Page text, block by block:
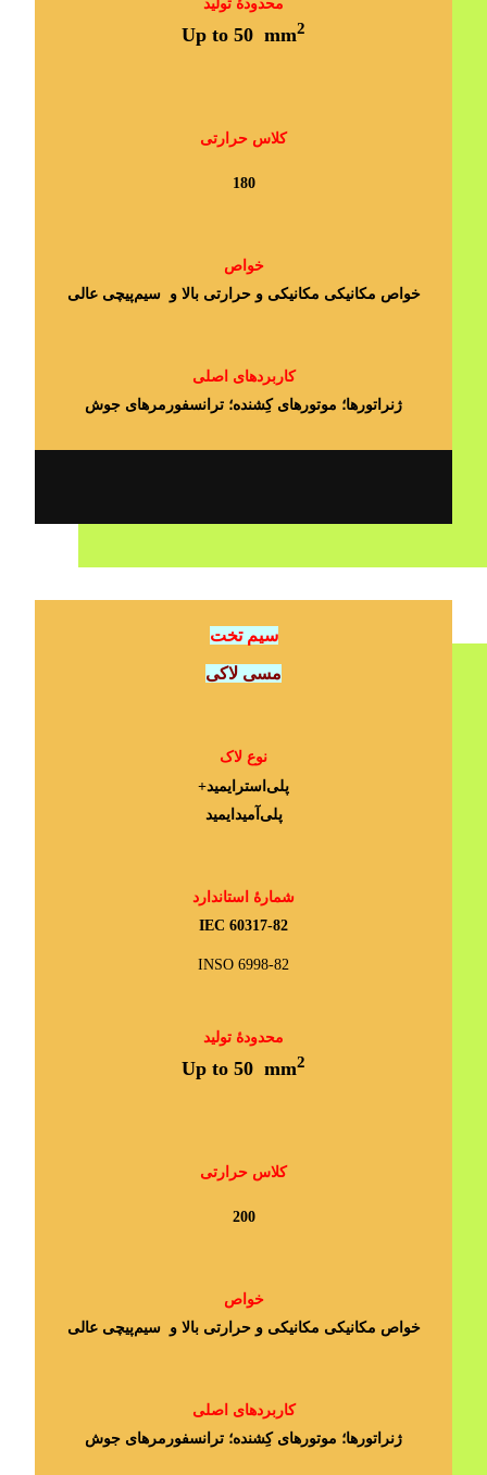
محدودۀ تولید
Up to 50 mm2
کلاس حرارتی
180
خواص
خواص مکانیکی مکانیکی و حرارتی بالا و سیم‌پیچی عالی
کاربردهای اصلی
ژنراتورها؛ موتورهای کِشنده؛ ترانسفورمرهای جوش
سیم تخت
مسی لاکی
نوع لاک
پلی‌استرایمید+
پلی‌آمیدایمید
شمارۀ استاندارد
IEC 60317-82
INSO 6998-82
محدودۀ تولید
Up to 50 mm2
کلاس حرارتی
200
خواص
خواص مکانیکی مکانیکی و حرارتی بالا و سیم‌پیچی عالی
کاربردهای اصلی
ژنراتورها؛ موتورهای کِشنده؛ ترانسفورمرهای جوش